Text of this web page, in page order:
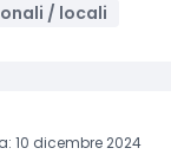
/ locali
10 dicembre 2024